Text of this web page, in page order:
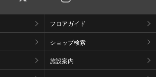
フロアガイド
ショップ検索
施設案内